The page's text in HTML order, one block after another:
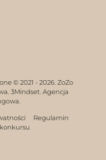
© 2021 - 2026. ZoZo
3Mindset. Agencja
Regulamin